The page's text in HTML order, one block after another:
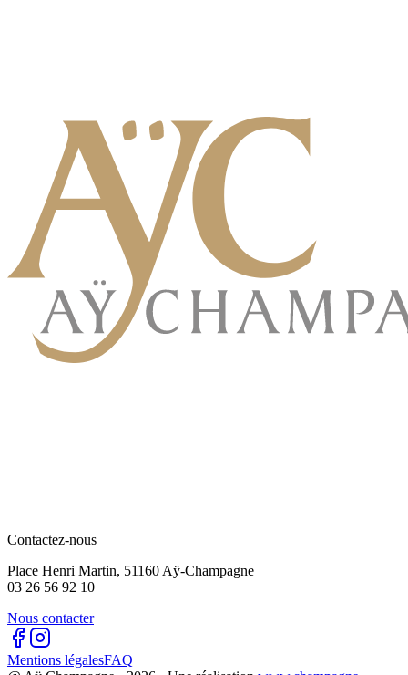
Contactez-nous
Place Henri Martin, 51160 Aÿ-Champagne
03 26 56 92 10
Nous contacter
Mentions légalesFAQ